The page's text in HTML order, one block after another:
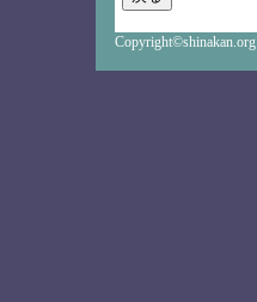
Copyright©shinakan.org